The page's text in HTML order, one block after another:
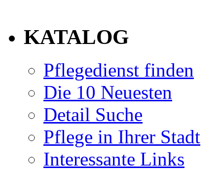
KATALOG
Pflegedienst finden
Die 10 Neuesten
Detail Suche
Pflege in Ihrer Stadt
Interessante Links